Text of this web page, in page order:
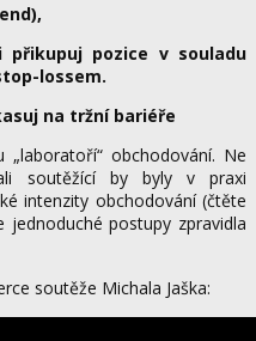
pozice v souladu
lossem.
na tržní bariéře
obchodování. Ne
soutěžící by byly v praxi
intenzity obchodování (čtěte
jednoduché postupy zpravidla
soutěže Michala Jaška: